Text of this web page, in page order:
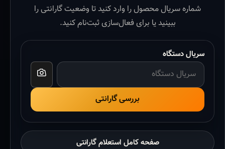
شماره سریال محصول را وارد کنید تا وضعیت گارانتی را
ببینید یا برای فعال‌سازی ثبت‌نام کنید.
سریال دستگاه
بررسی گارانتی
صفحه کامل استعلام گارانتی